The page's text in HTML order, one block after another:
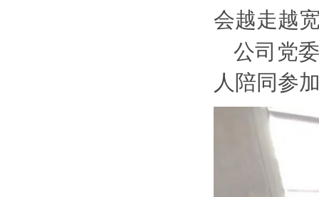
会越走越
公司党
人陪同参